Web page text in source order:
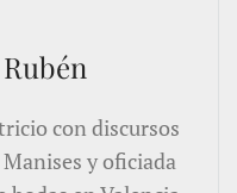
con discursos
y oficiada